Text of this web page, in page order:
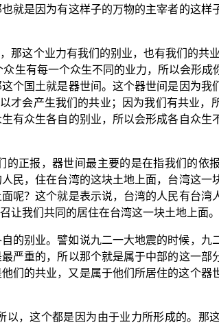
就是因为有这样子的万物的主宰者的这样
这个业力有我们的别业，也有我们的共
生有每一个众生不同的业力，所以会形
个国土就是器世间。这个器世间是因为我
才会产生我们的共业；因为我们有共业，
有众生各自的别业，所以会形成各自众生
正报，器世间最主要的是在指我们的依
，住在台湾的这块土地上面，台湾这一
呢？这个就是表示说，台湾的人民有台湾
让我们共同的居住在台湾这一块土地上面。
的别业。譬如说九二一大地震的时候，九
严重的，所以那个就是属于中部的这一部
的共业，又是属于他们所居住的这个器
，这个都是因为由于业力所形成的。那